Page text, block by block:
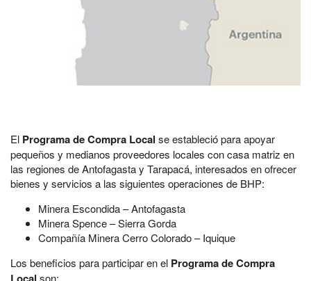
El Programa de Compra Local se estableció para apoyar
pequeños y medianos proveedores locales con casa matriz en
las regiones de Antofagasta y Tarapacá, interesados en ofrecer
bienes y servicios a las siguientes operaciones de BHP:
Minera Escondida – Antofagasta
Minera Spence – Sierra Gorda
Compañía Minera Cerro Colorado – Iquique
Los beneficios para participar en el Programa de Compra
son: